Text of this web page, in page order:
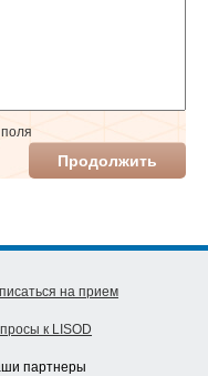
Продолжить
на прием
к LISOD
партнеры